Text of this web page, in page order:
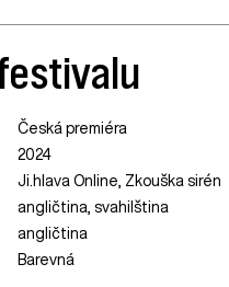
Česká premiéra
2024
Ji.hlava Online, Zkouška sirén
angličtina, svahilština
angličtina
Barevná